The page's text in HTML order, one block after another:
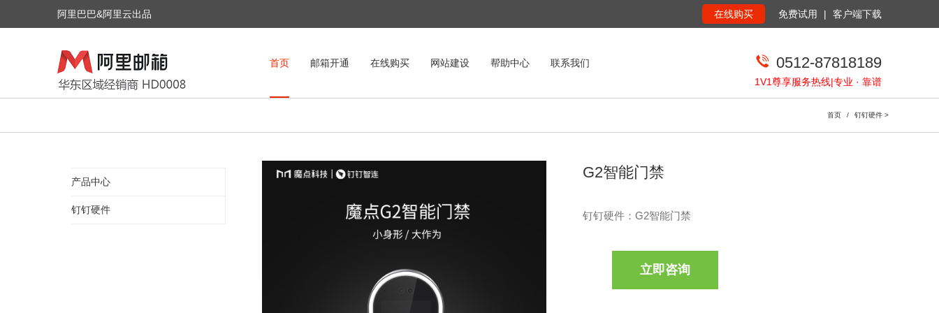
阿里巴巴&阿里云出品 在线购买 免费试用 | 客户端下载
首页 邮箱开通 在线购买 网站建设 帮助中心 联系我们 0512-87818189
1V1尊享服务热线|专业 · 靠谱
首页 / 钉钉硬件 >
G2智能门禁
钉钉硬件：G2智能门禁
立即咨询
产品中心
钉钉硬件